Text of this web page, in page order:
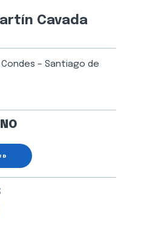
Cavada
Condes – Santiago de